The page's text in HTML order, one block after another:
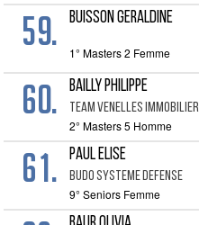
59. BUISSON GERALDINE
1° Masters 2 Femme
60. BAILLY PHILIPPE
TEAM VENELLES IMMOBILIER
2° Masters 5 Homme
61. PAUL ELISE
BUDO SYSTEME DEFENSE
9° Seniors Femme